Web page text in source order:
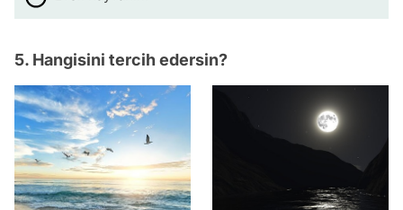
5. Hangisini tercih edersin?